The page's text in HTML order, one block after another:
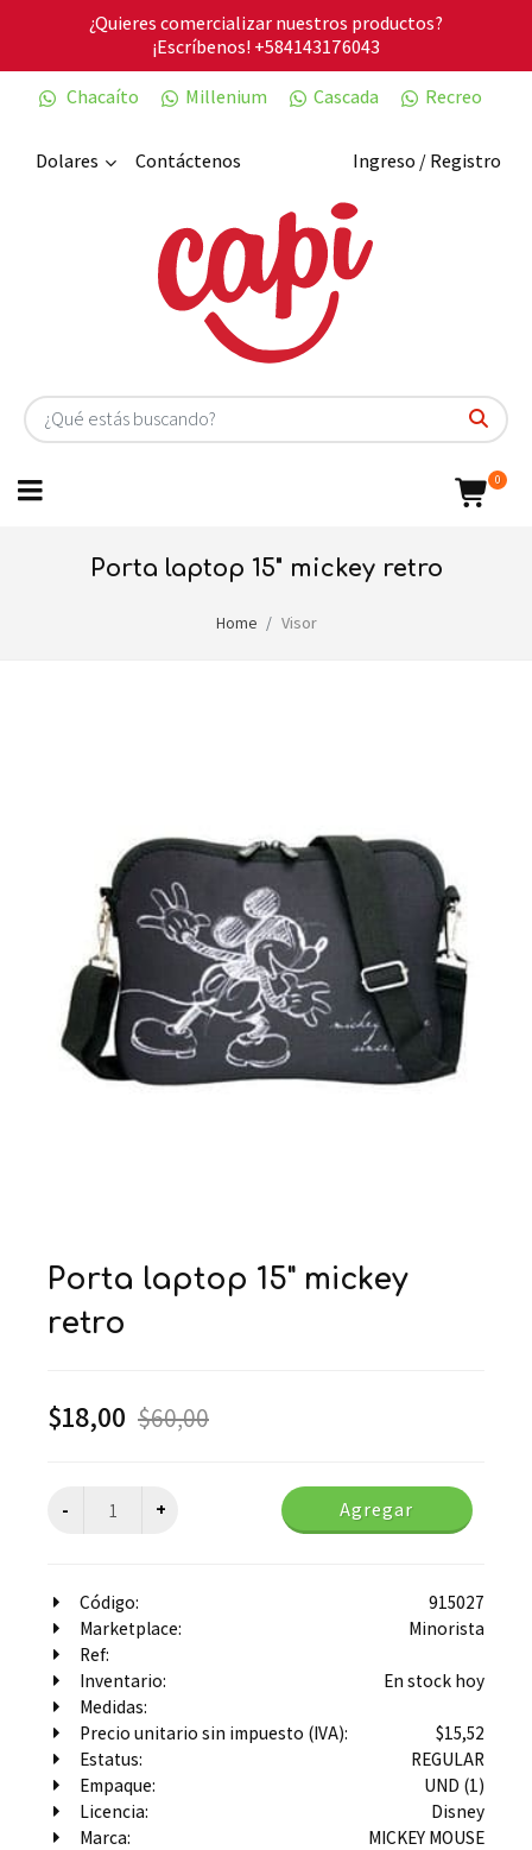
¿Quieres comercializar nuestros productos?
¡Escríbenos!+584143176043
Chacaíto
Millenium Cascada Recreo
Dolares Ingreso / Registro
Contáctenos
0
porta laptop 15" mickey retro
Home Visor
porta laptop 15" mickey
retro
$18,00 $60,00
Agregar
Código:
915027
Marketplace:
Minorista
Ref:
Inventario:
En stock hoy
Medidas:
Precio unitario sin impuesto (IVA):
$15,52
Estatus:
REGULAR
Empaque:
UND (1)
Licencia:
Disney
Marca:
MICKEY MOUSE